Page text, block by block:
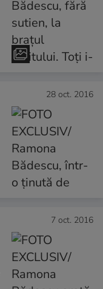
28 oct. 2016
7 oct. 2016